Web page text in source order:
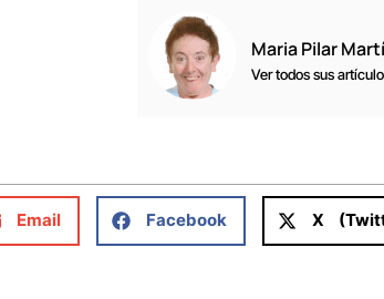
Maria Pilar
Ver todos sus
Email Facebook X